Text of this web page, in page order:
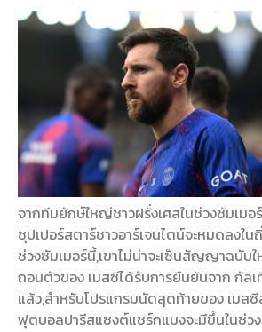
จากทีมยักษ์ใหญ่ชาวฝรั่งเศสในช่วงซัมเมอ
ซุปเปอร์สตาร์ชาวอาร์เจนไตน์จะหมดลงใ
ช่วงซัมเมอร์นี้,เขาไม่น่าจะเซ็นสัญญาฉบับ
ถอนตัวของ เมสซีได้รับการยืนยันจาก กัลเ
แล้ว,สำหรับโปรแกรมนัดสุดท้ายของ เมส
ฟุตบอลปารีสแซงต์แชร์กแมงจะมีขึ้นในช่